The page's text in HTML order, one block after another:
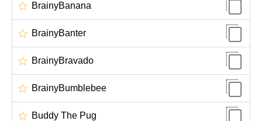
BrainyBanana
BrainyBanter
BrainyBravado
BrainyBumblebee
Buddy The Pug